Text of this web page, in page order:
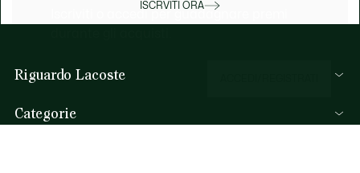
ISCRVITI ORA
Riguardo Lacoste
Il Gruppo Lacoste
Categorie